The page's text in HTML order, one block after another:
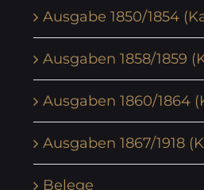
Ausgabe 1850/1854
Ausgaben 1858/1859
Ausgaben 1860/1864
Ausgaben 1867/1918
Belege